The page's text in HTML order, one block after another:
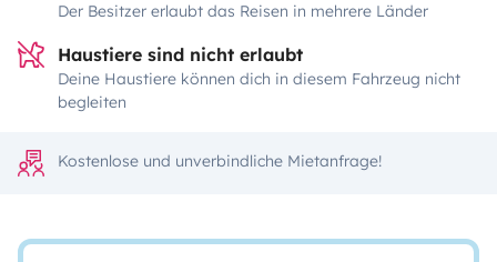
Der Besitzer erlaubt das Reisen in mehrere Länder
Haustiere sind nicht erlaubt
Deine Haustiere können dich in diesem Fahrzeug nicht
begleiten
Kostenlose und unverbindliche Mietanfrage!